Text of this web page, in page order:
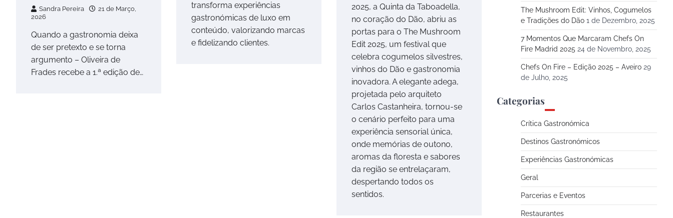
Sandra Pereira
21 de Março,
2026
Quando a gastronomia deixa
de ser pretexto e se torna
argumento – Oliveira de
Frades recebe a 1.ª edição de…
transforma experiências
gastronómicas de luxo em
conteúdo, valorizando marcas
e fidelizando clientes.
2025, a Quinta da Taboadella,
no coração do Dão, abriu as
portas para o The Mushroom
Edit 2025, um festival que
celebra cogumelos silvestres,
vinhos do Dão e gastronomia
inovadora. A elegante adega,
projetada pelo arquiteto
Carlos Castanheira, tornou-se
o cenário perfeito para uma
experiência sensorial única,
onde memórias de outono,
aromas da floresta e sabores
da região se entrelaçaram,
despertando todos os
sentidos.
The Mushroom Edit: Vinhos, Cogumelos
e Tradições do Dão 1 de Dezembro, 2025
7 Momentos Que Marcaram Chefs On
Fire Madrid 2025 24 de Novembro, 2025
Chefs On Fire – Edição 2025 – Aveiro 29
de Julho, 2025
Categorias
Crítica Gastronómica
Destinos Gastronómicos
Experiências Gastronómicas
Geral
Parcerias e Eventos
Restaurantes